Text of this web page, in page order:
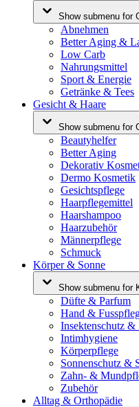
Show submenu for
Abnehmen
Better Aging &
Low Carb
Nahrungsmittel
Sport & Energie
Getränke & Tees
Gesicht & Haare
Show submenu for
Beautyhelfer
Better Aging
Dekorativ
Dermo Kosmetik
Gesichtspflege
Haarpflegemittel
Haarshampoo
Haarzubehör
Männerpflege
Schmuck
Körper & Sonne
Show submenu for
Düfte & Parfum
Hand &
Insektenschutz &
Intimhygiene
Körperpflege
Sonnenschutz &
Zahn- &
Zubehör
Alltag & Orthopädie